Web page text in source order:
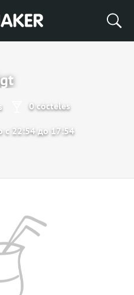
0 cócteles
с 22:54 до 17:54